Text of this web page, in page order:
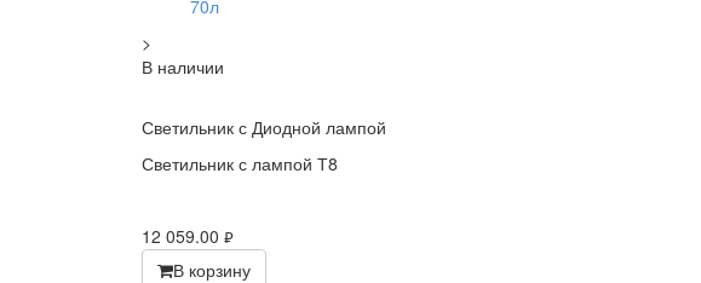
>
В наличии
Светильник с Диодной лампой
Светильник с лампой Т8
12 059.00 руб.
В корзину